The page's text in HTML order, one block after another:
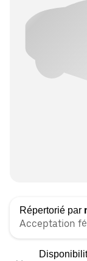
Répertorié par
Acceptation